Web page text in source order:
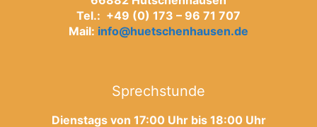
Tel.: +49 (0) 173 – 96 71 707
Mail: info@huetschenhausen.de
Sprechstunde
Dienstags von 17:00 Uhr bis 18:00 Uhr